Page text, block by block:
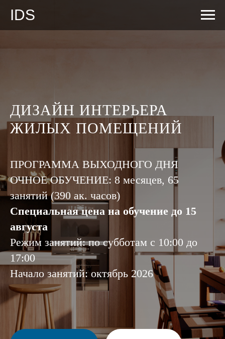
IDS
ДИЗАЙН ИНТЕРЬЕРА
ЖИЛЫХ ПОМЕЩЕНИЙ
ПРОГРАММА ВЫХОДНОГО ДНЯ
ОЧНОЕ ОБУЧЕНИЕ: 8 месяцев, 65
занятий (390 ак. часов)
Специальная цена на обучение до 15
августа
Режим занятий: по субботам с 10:00 до
17:00
Начало занятий: октябрь 2026